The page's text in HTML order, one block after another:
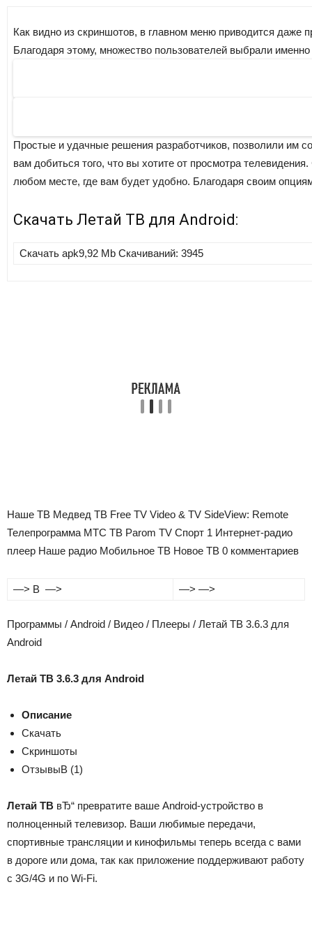
Как видно из скриншотов, в главном меню приводится даже
Благодаря этому, множество пользователей выбрали
Простые и удачные решения разработчиков, позволили им
вам добиться того, что вы хотите от просмотра
любом месте, где вам будет удобно. Благодаря своим
Скачать Летай ТВ для Android:
Скачать apk9,92 Mb Скачиваний: 3945
Наше ТВ Медвед ТВ Free TV Video & TV SideView: Remote
Телепрограмма MTC ТВ Parom TV Спорт 1 Интернет-радио
плеер Наше радио Мобильное ТВ Новое ТВ 0 комментариев
—> В —> —> —>
Программы / Android / Видео / Плееры / Летай ТВ 3.6.3 для
Android
Летай ТВ 3.6.3 для Android
Описание
Скачать
Скриншоты
ОтзывыВ (1)
Летай ТВ вЂ“ превратите ваше Android-устройство в
полноценный телевизор. Ваши любимые передачи,
спортивные трансляции и кинофильмы теперь всегда с вами
в дороге или дома, так как приложение поддерживают работу
с 3G/4G и по Wi-Fi.